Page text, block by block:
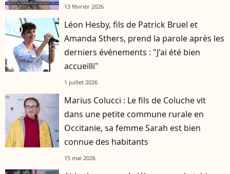
13 février 2026
player2
Léon Hesby, fils de Patrick Bruel et
Amanda Sthers, prend la parole après les
derniers événements : "J'ai été bien
accueilli"
1 juillet 2026
Marius Colucci : Le fils de Coluche vit
dans une petite commune rurale en
Occitanie, sa femme Sarah est bien
connue des habitants
15 mai 2026